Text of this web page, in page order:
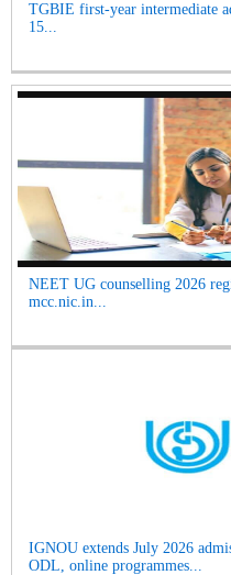
TGBIE first-year intermediate
15...
NEET UG counselling 2026
mcc.nic.in...
IGNOU extends July 2026
ODL, online programmes...